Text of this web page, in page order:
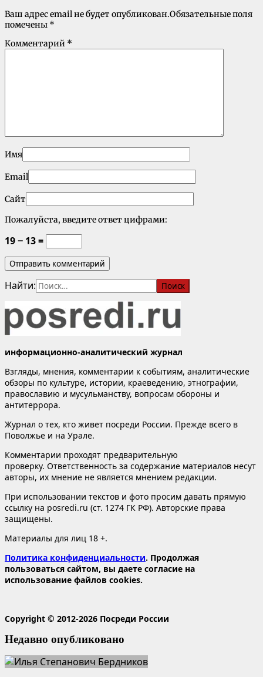
Ваш адрес email не будет опубликован.Обязательные поля
помечены *
Комментарий *
Имя
Email
Сайт
Пожалуйста, введите ответ цифрами:
19 − 13 =
Найти:
информационно-аналитический журнал
Взгляды, мнения, комментарии к событиям, аналитические
обзоры по культуре, истории, краеведению, этнографии,
православию и мусульманству, вопросам обороны и
антитеррора.
Журнал о тех, кто живет посреди России. Прежде всего в
Поволжье и на Урале.
Комментарии проходят предварительную
проверку. Ответственность за содержание материалов несут
авторы, их мнение не является мнением редакции.
При использовании текстов и фото просим давать прямую
ссылку на posredi.ru (ст. 1274 ГК РФ). Авторские права
защищены.
Материалы для лиц 18 +.
Политика конфиденциальности. Продолжая
пользоваться сайтом, вы даете согласие на
использование файлов cookies.
Copyright © 2012-2026 Посреди России
Недавно опубликовано